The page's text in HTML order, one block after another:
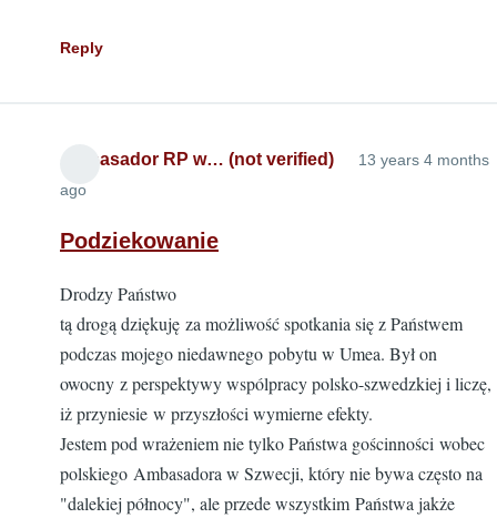
Reply
Ambasador RP w… (not verified)
13 years 4 months
ago
Podziekowanie
Drodzy Państwo
tą drogą dziękuję za możliwość spotkania się z Państwem
podczas mojego niedawnego pobytu w Umea. Był on
owocny z perspektywy wspólpracy polsko-szwedzkiej i liczę,
iż przyniesie w przyszłości wymierne efekty.
Jestem pod wrażeniem nie tylko Państwa gościnności wobec
polskiego Ambasadora w Szwecji, który nie bywa często na
"dalekiej północy", ale przede wszystkim Państwa jakże